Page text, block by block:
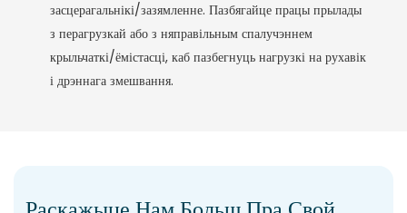
засцерагальнікі/зазямленне. Пазбягайце працы прылады
з перагрузкай або з няправільным спалучэннем
крыльчаткі/ёмістасці, каб пазбегнуць нагрузкі на рухавік
і дрэннага змешвання.